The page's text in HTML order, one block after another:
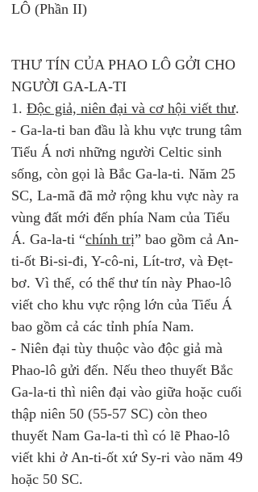
LÔ (Phần II)
THƯ TÍN CỦA PHAO LÔ GỞI CHO
NGƯỜI GA-LA-TI
1. Độc giả, niên đại và cơ hội viết thư.
- Ga-la-ti ban đầu là khu vực trung tâm
Tiểu Á nơi những người Celtic sinh
sống, còn gọi là Bắc Ga-la-ti. Năm 25
SC, La-mã đã mở rộng khu vực này ra
vùng đất mới đến phía Nam của Tiểu
Á. Ga-la-ti “chính trị” bao gồm cả An-
ti-ốt Bi-si-đi, Y-cô-ni, Lít-trơ, và Đẹt-
bơ. Vì thế, có thể thư tín này Phao-lô
viết cho khu vực rộng lớn của Tiểu Á
bao gồm cả các tỉnh phía Nam.
- Niên đại tùy thuộc vào độc giả mà
Phao-lô gửi đến. Nếu theo thuyết Bắc
Ga-la-ti thì niên đại vào giữa hoặc cuối
thập niên 50 (55-57 SC) còn theo
thuyết Nam Ga-la-ti thì có lẽ Phao-lô
viết khi ở An-ti-ốt xứ Sy-ri vào năm 49
hoặc 50 SC.